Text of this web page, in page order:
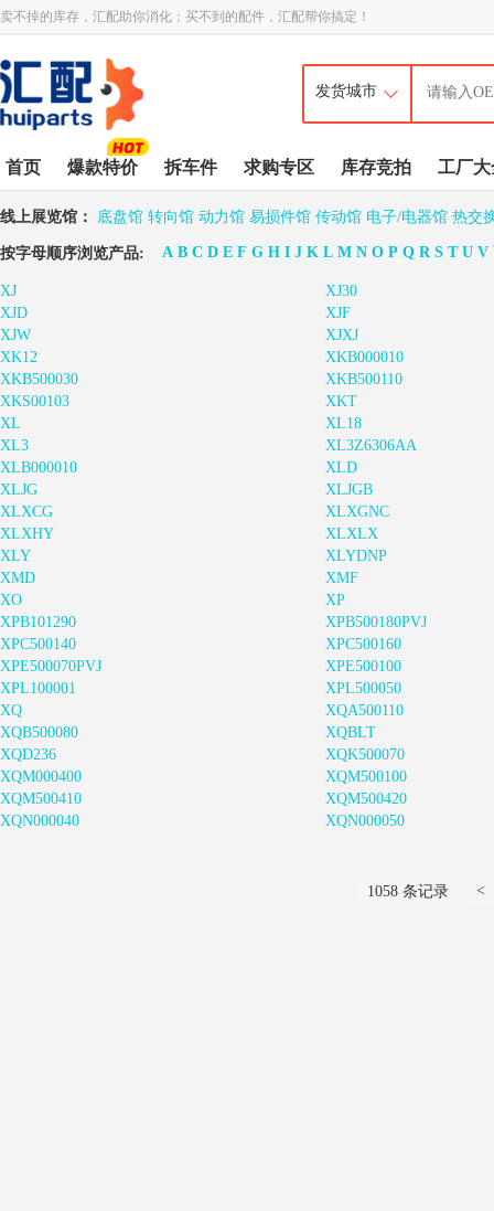
卖不掉的库存，汇配助你消化；买不到的配件，汇配帮你搞定！
首页 爆款特价 拆车件 求购专区 库存竞拍 工厂大
线上展览馆： 底盘馆 转向馆 动力馆 易损件馆 传动馆 电子/电器馆 热交
按字母顺序浏览产品: A B C D E F G H I J K L M N O P Q R S T U V
XJ
XJ30
XJD
XJF
XJW
XJXJ
XK12
XKB000010
XKB500030
XKB500110
XKS00103
XKT
XL
XL18
XL3
XL3Z6306AA
XLB000010
XLD
XLJG
XLJGB
XLXCG
XLXGNC
XLXHY
XLXLX
XLY
XLYDNP
XMD
XMF
XO
XP
XPB101290
XPB500180PVJ
XPC500140
XPC500160
XPE500070PVJ
XPE500100
XPL100001
XPL500050
XQ
XQA500110
XQB500080
XQBLT
XQD236
XQK500070
XQM000400
XQM500100
XQM500410
XQM500420
XQN000040
XQN000050
1058 条记录 <